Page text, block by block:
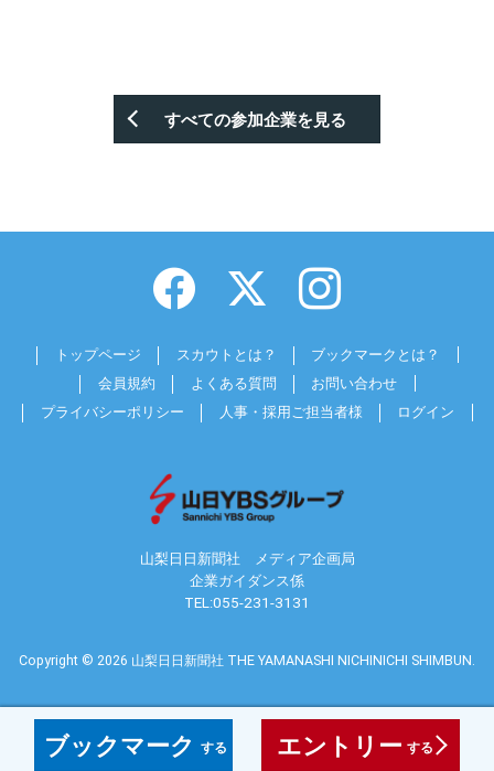
すべての参加企業を見る
ブックマーク する エントリー する
トップページ スカウトとは？
ブックマークとは？
会員規約
よくある質問
お問い合わせ
プライバシーポリシー
人事・採用ご担当者様 ログイン
山梨日日新聞社 メディア企画局
企業ガイダンス係
TEL:055-231-3131
Copyright © 2026 山梨日日新聞社 THE YAMANASHI NICHINICHI SHIMBUN.